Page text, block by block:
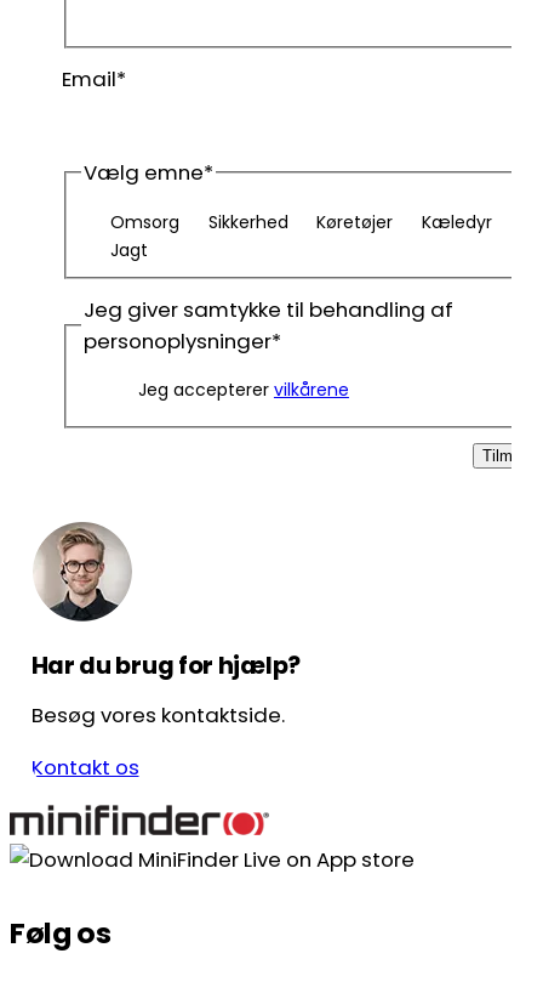
Efternavn
Email*
Vælg emne*
Omsorg Sikkerhed Køretøjer
Kæledyr
Jagt
Jeg giver samtykke til behandling af
personoplysninger*
Jeg accepterer vilkårene
Tilmeld
Har du brug for hjælp?
Besøg vores kontaktside.
Kontakt os
Følg os